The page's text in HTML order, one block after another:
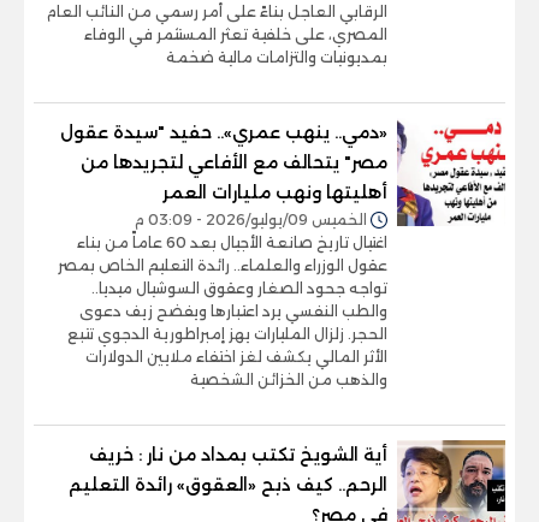
الرقابي العاجل بناءً على أمر رسمي من النائب العام
المصري، على خلفية تعثر المستثمر في الوفاء
بمديونيات والتزامات مالية ضخمة
«دمي.. ينهب عمري».. حفيد "سيدة عقول
مصر" يتحالف مع الأفاعي لتجريدها من
أهليتها ونهب مليارات العمر
الخميس 09/يوليو/2026 - 03:09 م
اغتيال تاريخ صانعة الأجيال بعد 60 عاماً من بناء
عقول الوزراء والعلماء.. رائدة التعليم الخاص بمصر
تواجه جحود الصغار وعقوق السوشيال ميديا..
والطب النفسي يرد اعتبارها ويفضح زيف دعوى
الحجر. زلزال المليارات يهز إمبراطورية الدجوي تتبع
الأثر المالي يكشف لغز اختفاء ملايين الدولارات
والذهب من الخزائن الشخصية
أية الشويخ تكتب بمداد من نار : خريف
الرحم.. كيف ذبح «العقوق» رائدة التعليم
في مصر؟